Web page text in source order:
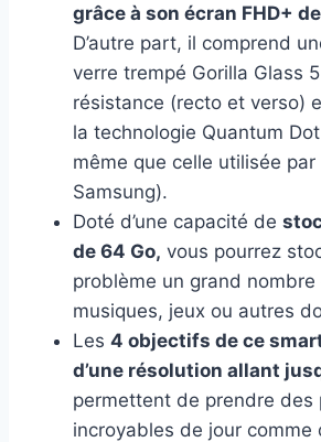
grâce à son écran FHD+
D’autre part, il comprend
verre trempé Gorilla Glass
résistance (recto et verso)
la technologie Quantum
même que celle utilisée
Samsung).
Doté d’une capacité de
de 64 Go, vous pourrez
problème un grand
musiques, jeux ou autres
Les 4 objectifs de ce
d’une résolution allant
permettent de prendre des
incroyables de jour comme